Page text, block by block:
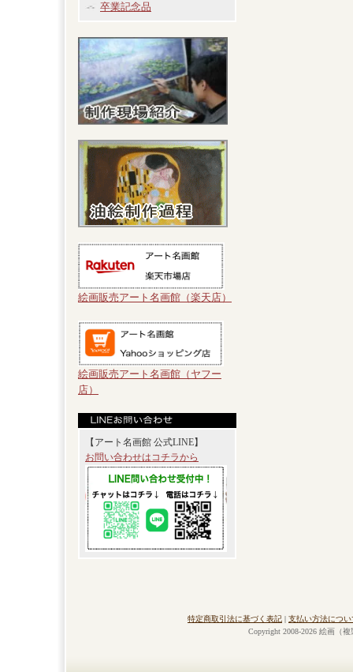
卒業記念品
絵画販売アート名画館（楽天店）
絵画販売アート名画館（ヤフー
店）
【アート名画館 公式LINE】
お問い合わせはコチラから
特定商取引法に基づく表記 | 支払い方法につい
Copyright 2008-2026 絵画（